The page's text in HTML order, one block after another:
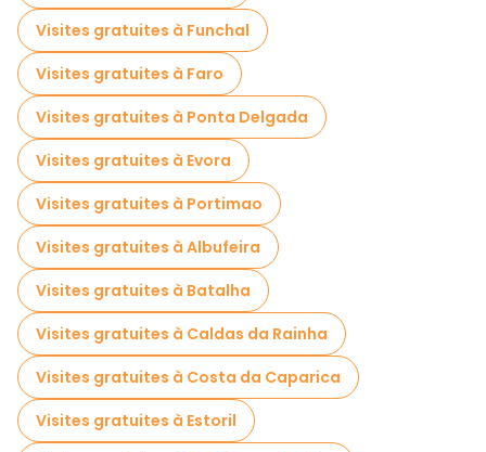
Visites gratuites à Funchal
Visites gratuites à Faro
Visites gratuites à Ponta Delgada
Visites gratuites à Evora
Visites gratuites à Portimao
Visites gratuites à Albufeira
Visites gratuites à Batalha
Visites gratuites à Caldas da Rainha
Visites gratuites à Costa da Caparica
Visites gratuites à Estoril